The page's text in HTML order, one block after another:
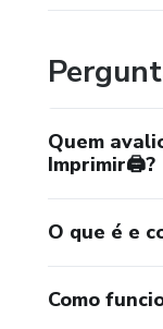
Quem
Imprimir🖨️?
O que é e
Como